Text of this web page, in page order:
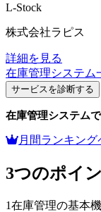
L-Stock
株式会社ラピス
詳細を見る
在庫管理システム
サービスを診断する
在庫管理システム
月間ランキン
3つのポイ
1在庫管理の基本